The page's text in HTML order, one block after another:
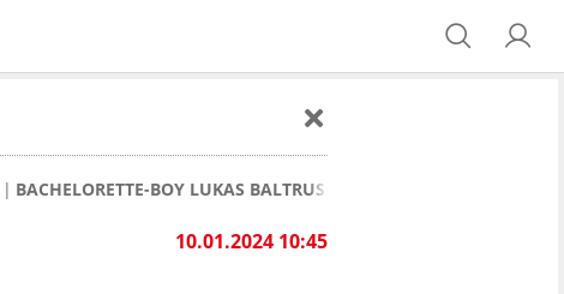
BACHELORETTE-BOY LUKAS BALTRUSCHAT: "WÄRE BEINAHE
10.01.2024 10:45